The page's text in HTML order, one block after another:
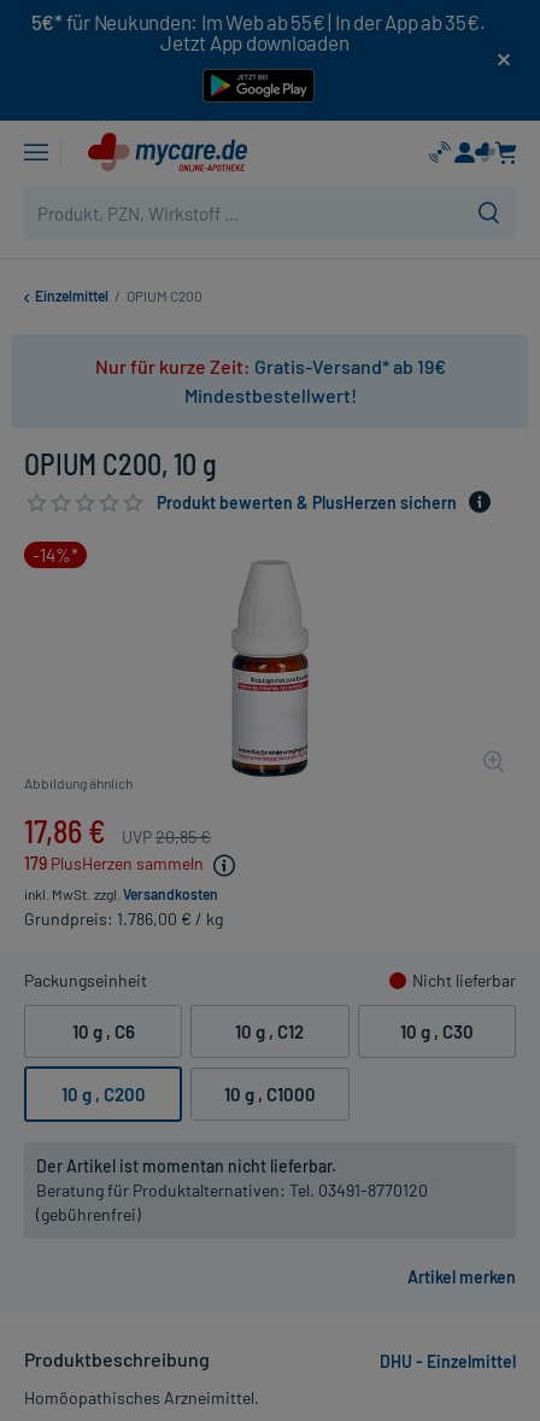
5€* für Neukunden: Im Web ab 55€ | In der App ab 35€.
Jetzt App downloaden
Einzelmittel / OPIUM C200
Nur für kurze Zeit: Gratis-Versand* ab 19€
Mindestbestellwert!
OPIUM C200, 10 g
Produkt bewerten & PlusHerzen sichern
-14%*
Abbildung ähnlich
17,86 € UVP20,85 €
179 PlusHerzen sammeln
inkl. MwSt. zzgl. Versandkosten
Grundpreis: 1.786,00 € / kg
Packungseinheit Nicht lieferbar
10 g , C6 10 g , C12 10 g , C30
10 g , C200 10 g , C1000
Der Artikel ist momentan nicht lieferbar.
Beratung für Produktalternativen: Tel. 03491-8770120
(gebührenfrei)
Produktbeschreibung
DHU - Einzelmittel
Homöopathisches Arzneimittel.